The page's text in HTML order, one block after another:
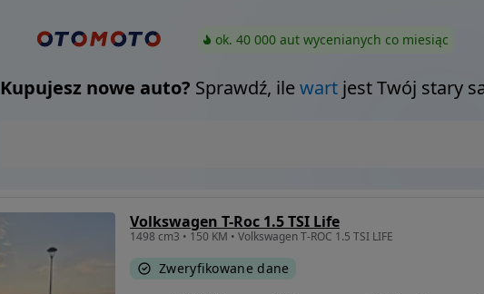
ok. 40 000 aut wycenianych co miesiąc
Kupujesz nowe auto? Sprawdź, ilewartjest Twój stary
Volkswagen T-Roc 1.5 TSI Life
1498 cm3 • 150 KM • Volkswagen T-ROC 1.5 TSI LIFE
Zweryfikowane dane